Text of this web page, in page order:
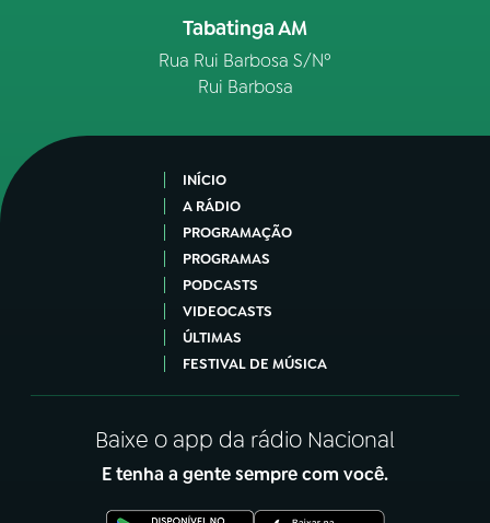
Tabatinga AM
Rua Rui Barbosa S/Nº
Rui Barbosa
INÍCIO
A RÁDIO
PROGRAMAÇÃO
PROGRAMAS
PODCASTS
VIDEOCASTS
ÚLTIMAS
FESTIVAL DE MÚSICA
Baixe o app da rádio Nacional
E tenha a gente sempre com você.